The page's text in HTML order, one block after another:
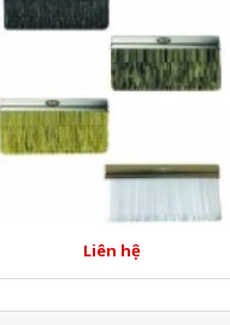
Liên hệ